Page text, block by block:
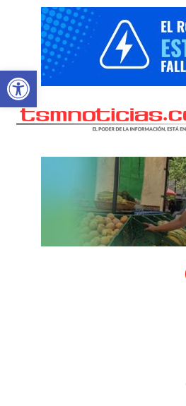
Abrir barra de herramientas